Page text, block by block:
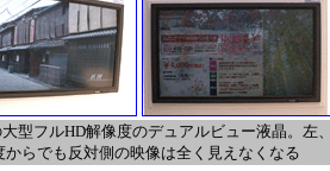
型フルHD解像度のデュアルビュー液晶。左
からでも反対側の映像は全く見えなくなる